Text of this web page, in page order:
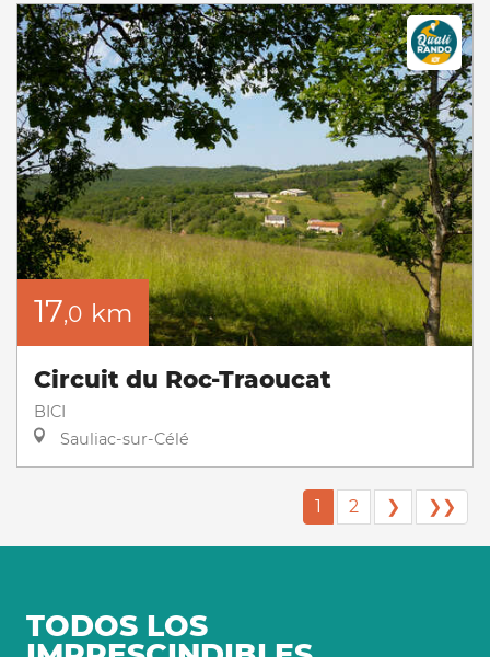
17,0 km
Circuit du Roc-Traoucat
BICI
Sauliac-sur-Célé
1 2 ❯ ❯❯
TODOS LOS